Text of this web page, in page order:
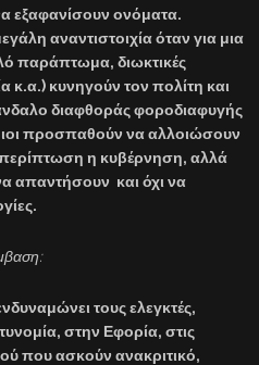
εξαφανίσουν ονόματα.
αναντιστοιχία όταν για μια
παράπτωμα, διωκτικές
κ.α.) κυνηγούν τον πολίτη και
διαφθοράς φοροδιαφυγής
προσπαθούν να αλλοιώσουν
η κυβέρνηση, αλλά
απαντήσουν και όχι να
τους ελεγκτές,
στην Εφορία, στις
που ασκούν ανακριτικό,